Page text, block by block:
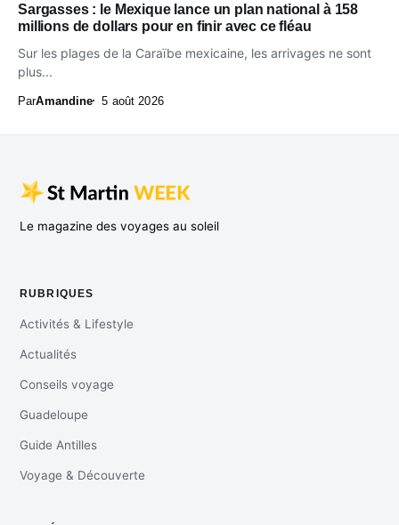
Sargasses : le Mexique lance un plan national à 158
millions de dollars pour en finir avec ce fléau
Sur les plages de la Caraïbe mexicaine, les arrivages ne sont
plus...
ParAmandine 5 août 2026
Le magazine des voyages au soleil
RUBRIQUES
Activités & Lifestyle
Actualités
Conseils voyage
Guadeloupe
Guide Antilles
Voyage & Découverte